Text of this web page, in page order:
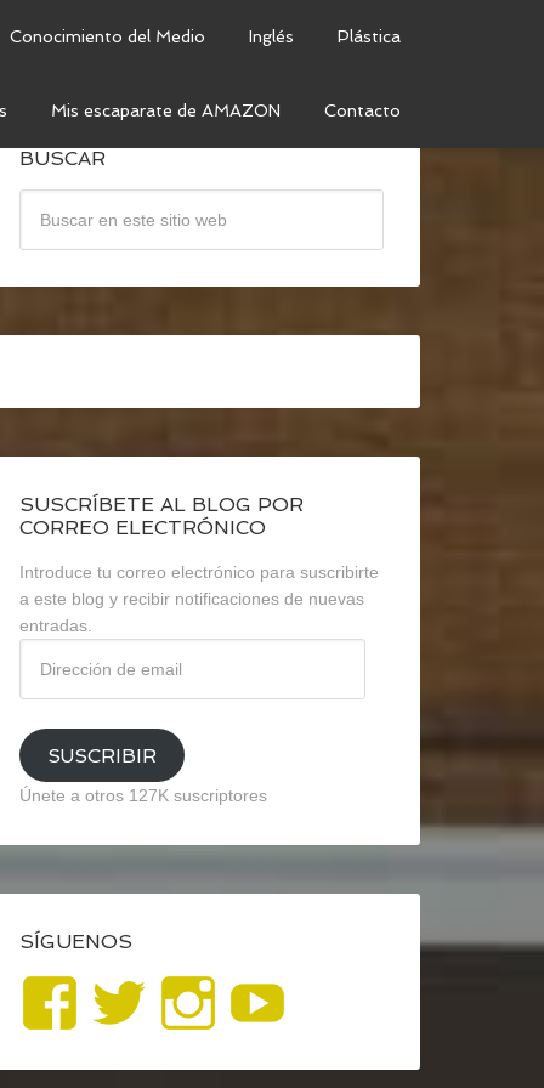
Conocimiento del Medio Inglés Plástica
Mis escaparate de AMAZON Contacto
BUSCAR
SUSCRÍBETE AL BLOG POR
CORREO ELECTRÓNICO
Introduce tu correo electrónico para suscribirte
a este blog y recibir notificaciones de nuevas
entradas.
email
SUSCRIBIR
Únete a otros 127K suscriptores
SÍGUENOS
Ver
perfil
Ver
perfil
Ver
perfil